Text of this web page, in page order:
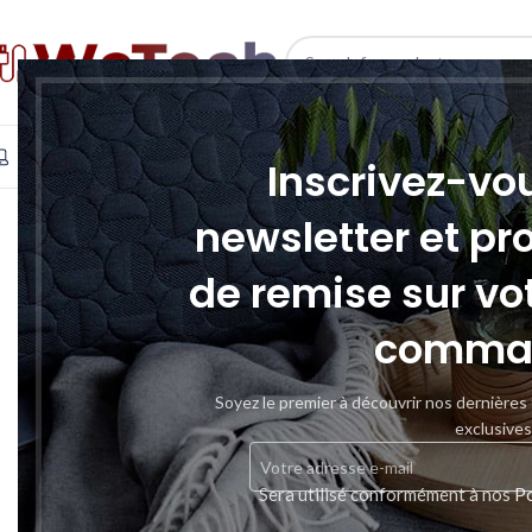
Inscrivez-
newsletter et
de remise sur
Soyez le premier à découvrir nos
exclusives
Sera utilisé conformément à nos
SELECT CATEGORY
INFORMATIQUE TÉLÉPHONIE & TABLETTE STOCKAGE